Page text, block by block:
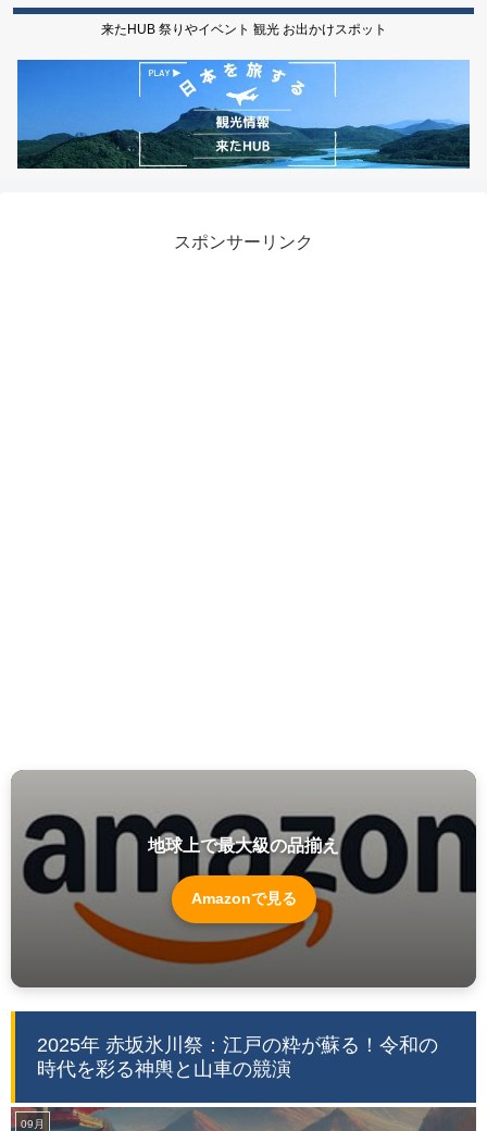
来たHUB 祭りやイベント 観光 お出かけスポット
スポンサーリンク
地球上で最大級の品揃え
Amazonで見る
2025年 赤坂氷川祭：江戸の粋が蘇る！令和の
時代を彩る神輿と山車の競演
09月